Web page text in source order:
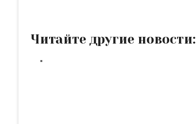
Читайте другие новости: